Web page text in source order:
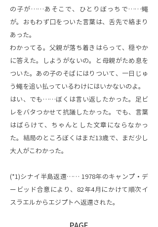
の子が……あそこで、ひとりぼっちで……蠅
が。おもわず口をついた言葉は、舌先で絡まり
あった。
わかってる。父親が落ち着きはらって、穏やか
に答えた。しようがないの。と母親がため息を
ついた。あの子のそばにはりついて、一日じゅ
う蠅を追い払っているわけにはいかないのよ。
はい、でも……ぼくは言い返したかった。足ビ
レをバタつかせて抗議したかった。でも、言葉
はばらけて、ちゃんとした文章にならなかっ
た。結局のところぼくはまだ13歳で、まだ少し
大人がこわかった。
(*1)シナイ半島返還…… 1978年のキャンプ・デ
ービッド合意により、82年4月にかけて順次イ
スラエルからエジプトへ返還された。